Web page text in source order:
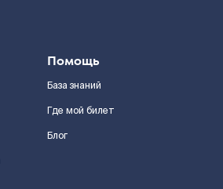
Помощь
База знаний
Где мой билет
Блог